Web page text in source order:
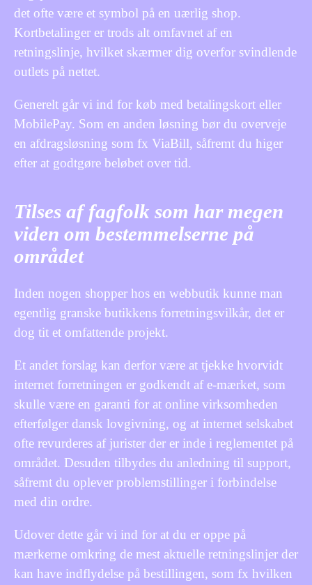
det ofte være et symbol på en uærlig shop.
Kortbetalinger er trods alt omfavnet af en
retningslinje, hvilket skærmer dig overfor svindlende
outlets på nettet.
Generelt går vi ind for køb med betalingskort eller
MobilePay. Som en anden løsning bør du overveje
en afdragsløsning som fx ViaBill, såfremt du higer
efter at godtgøre beløbet over tid.
Tilses af fagfolk som har megen
viden om bestemmelserne på
området
Inden nogen shopper hos en webbutik kunne man
egentlig granske butikkens forretningsvilkår, det er
dog tit et omfattende projekt.
Et andet forslag kan derfor være at tjekke hvorvidt
internet forretningen er godkendt af e-mærket, som
skulle være en garanti for at online virksomheden
efterfølger dansk lovgivning, og at internet selskabet
ofte revurderes af jurister der er inde i reglementet på
området. Desuden tilbydes du anledning til support,
såfremt du oplever problemstillinger i forbindelse
med din ordre.
Udover dette går vi ind for at du er oppe på
mærkerne omkring de mest aktuelle retningslinjer der
kan have indflydelse på bestillingen, som fx hvilken